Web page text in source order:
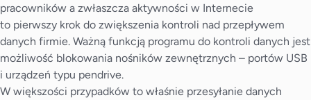
pracowników a zwłaszcza aktywności w Internecie
to pierwszy krok do zwiększenia kontroli nad przepływem
danych firmie. Ważną funkcją programu do kontroli danych jest
możliwość blokowania nośników zewnętrznych – portów USB
i urządzeń typu pendrive.
W większości przypadków to właśnie przesyłanie danych